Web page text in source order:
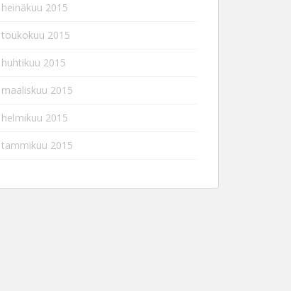
heinäkuu 2015
toukokuu 2015
huhtikuu 2015
maaliskuu 2015
helmikuu 2015
tammikuu 2015